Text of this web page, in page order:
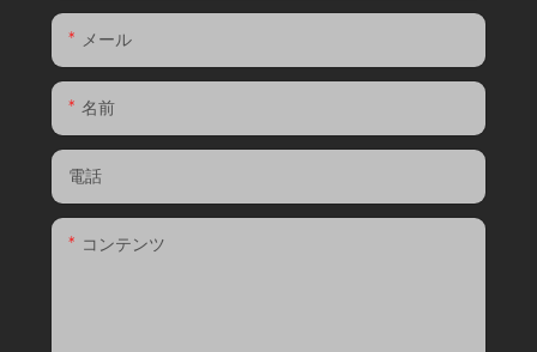
メール
名前
電話
コンテンツ